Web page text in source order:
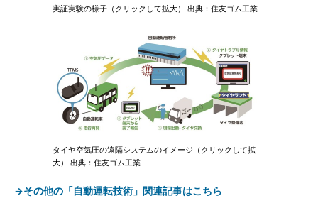
実証実験の様子（クリックして拡大） 出典：住友ゴム工業
タイヤ空気圧の遠隔システムのイメージ（クリックして拡
大） 出典：住友ゴム工業
→その他の「自動運転技術」関連記事はこちら